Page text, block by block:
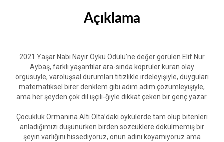
Açıklama
2021 Yaşar Nabi Nayır Öykü Ödülü’ne değer görülen Elif Nur
Aybaş, farklı yaşantılar ara-sında köprüler kuran olay
örgüsüyle, varoluşsal durumları titizlikle irdeleyişiyle, duyguları
matematiksel birer denklem gibi adım adım çözümleyişiyle,
ama her şeyden çok dil işçili-ğiyle dikkat çeken bir genç yazar.
Çocukluk Ormanına Altı Olta’daki öykülerde tam olup bitenleri
anladığımızı düşünürken birden sözcüklere dökülmemiş bir
şeyin varlığını hissediyoruz, onun adını koyamıyoruz ama